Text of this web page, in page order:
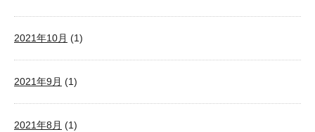
2021年10月 (1)
2021年9月 (1)
2021年8月 (1)